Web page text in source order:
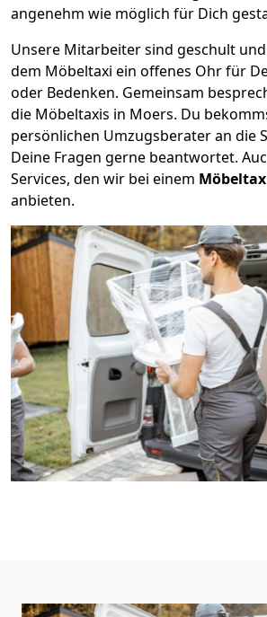
angenehm wie möglich für Dich
Unsere Mitarbeiter sind geschult
dem Möbeltaxi ein offenes Ohr für
oder Bedenken. Gemeinsam
die Möbeltaxis in Moers. Du
persönlichen Umzugsberater an die
Deine Fragen gerne beantwortet.
Services, den wir bei einem
anbieten.